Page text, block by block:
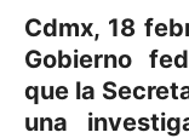
Cdmx, 18
Gobierno
que la
una